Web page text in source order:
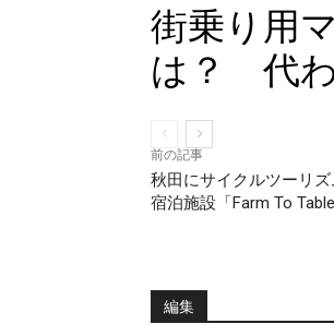
街乗り用
は？ 代わ
前の記事
秋田にサイクルツーリズ
宿泊施設「Farm To
編集